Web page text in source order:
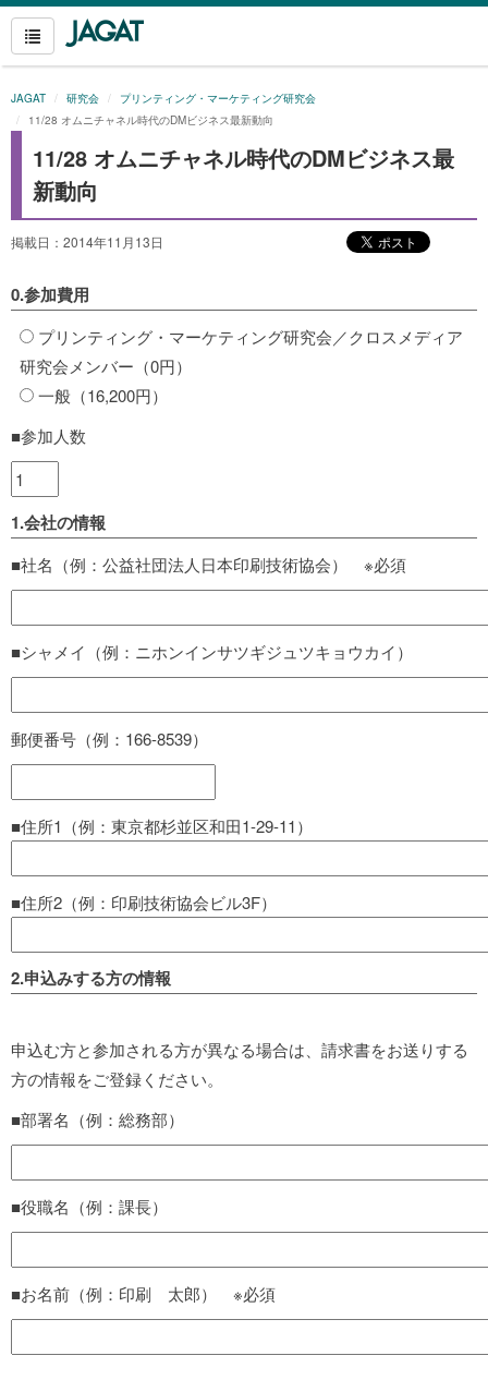
JAGAT 研究会
プリンティング・マーケティング研究会
11/28 オムニチャネル時代のDMビジネス最新動向
11/28 オムニチャネル時代のDMビジネス最
新動向
掲載日：2014年11月13日
0.参加費用
プリンティング・マーケティング研究会／クロスメディア
研究会メンバー（0円）
一般（16,200円）
■参加人数
1.会社の情報
■社名（例：公益社団法人日本印刷技術協会） ※必須
■シャメイ（例：ニホンインサツギジュツキョウカイ）
郵便番号（例：166-8539）
■住所1（例：東京都杉並区和田1-29-11）
■住所2（例：印刷技術協会ビル3F）
2.申込みする方の情報
申込む方と参加される方が異なる場合は、請求書をお送りする
方の情報をご登録ください。
■部署名（例：総務部）
■役職名（例：課長）
■お名前（例：印刷 太郎） ※必須